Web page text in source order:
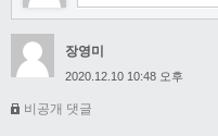
장영미
2020.12.10 10:48 오후
비공개 댓글